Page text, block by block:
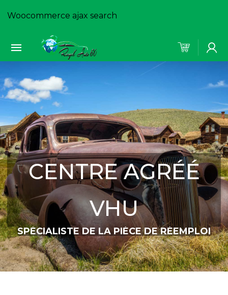
Woocommerce ajax search
CENTRE AGRÉÉ
VHU
SPÉCIALISTE DE LA PIÈCE DE RÉEMPLOI